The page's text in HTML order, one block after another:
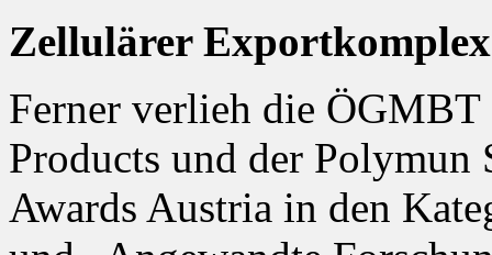
Zellulärer Exportkomplex
Ferner verlieh die
Products und der
Awards Austria in den